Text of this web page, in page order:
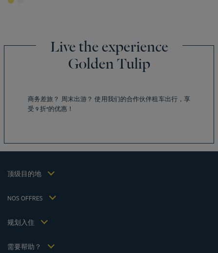
Live the experience
Golden Tulip
商务差旅？ 周末出游？ 使用我们的合作伙伴租车出行，享
受 9 折*的优惠！
顶级目的地
峨嵋山酒店
昆明酒店
上海酒店
Hôtels Saint-Malo
NOS OFFRES
逍遥游优惠（含早餐）
规划入住
会议和活动
需要帮助？
常见问答
法律声明
个人数据政策
Flavours Instant Benefit 通用使用条款和条件
Politiques de taxes 2023
税收政策 2021